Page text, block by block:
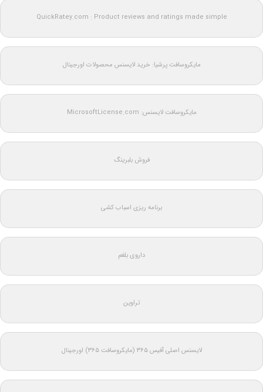
QuickRatey.com : Product reviews and ratings made simple
مایکروسافت پرشیا: خرید لایسنس محصولات اورجینال
مایکروسافت لایسنس: MicrosoftLicense.com
فروش بلبرینگ
برنامه ریزی اسباب کشی
داروی بلغم
تراوین
لایسنس اصلی آفیس ۳۶۵ (مایکروسافت ۳۶۵) اورجینال